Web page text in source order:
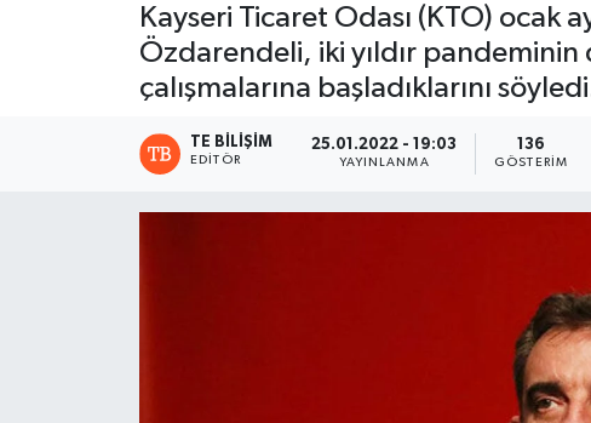
Kayseri Ticaret Odası (KTO) ocak
Özdarendeli, iki yıldır
çalışmalarına başladıklarını
TE BILIŞIM
EDITÖR
25.01.2022 - 19:03
YAYINLANMA
136
GÖSTERIM
Tüm Manşetler
Son Dakika Haberleri
Haber Arşivi